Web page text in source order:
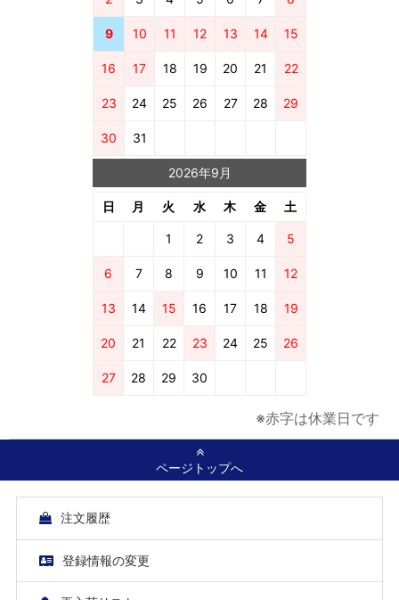
9 10 11 12 13 14 15
16 17 18 19 20 21 22
23 24 25 26 27 28 29
30 31
2026年9月
日 月 火 水 木 金 土
1 2 3 4 5
6 7 8 9 10 11 12
13 14 15 16 17 18 19
20 21 22 23 24 25 26
27 28 29 30
※赤字は休業日です
ページトップへ
注文履歴
登録情報の変更